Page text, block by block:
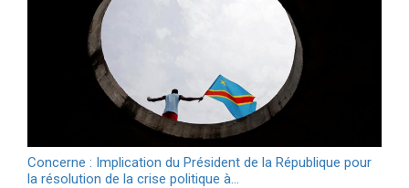
Concerne : Implication du Président de la République pour
la résolution de la crise politique à…